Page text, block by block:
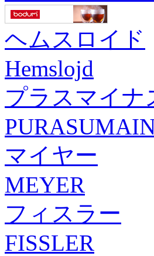
ヘムスロイド
Hemslojd
プラスマイナ
マイヤー
MEYER
フィスラー
FISSLER